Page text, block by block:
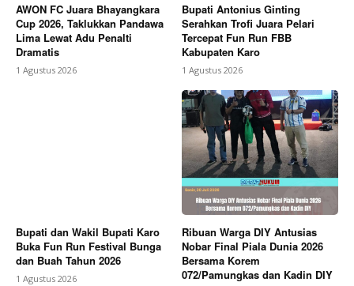
AWON FC Juara Bhayangkara
Cup 2026, Taklukkan Pandawa
Lima Lewat Adu Penalti
Dramatis
1 Agustus 2026
Bupati Antonius Ginting
Serahkan Trofi Juara Pelari
Tercepat Fun Run FBB
Kabupaten Karo
1 Agustus 2026
Bupati dan Wakil Bupati Karo
Buka Fun Run Festival Bunga
dan Buah Tahun 2026
1 Agustus 2026
Ribuan Warga DIY Antusias
Nobar Final Piala Dunia 2026
Bersama Korem
072/Pamungkas dan Kadin DIY